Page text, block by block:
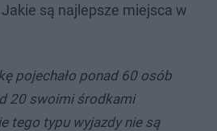
są najlepsze miejsca w
pojechało ponad 60 osób
20 swoimi środkami
tego typu wyjazdy nie są